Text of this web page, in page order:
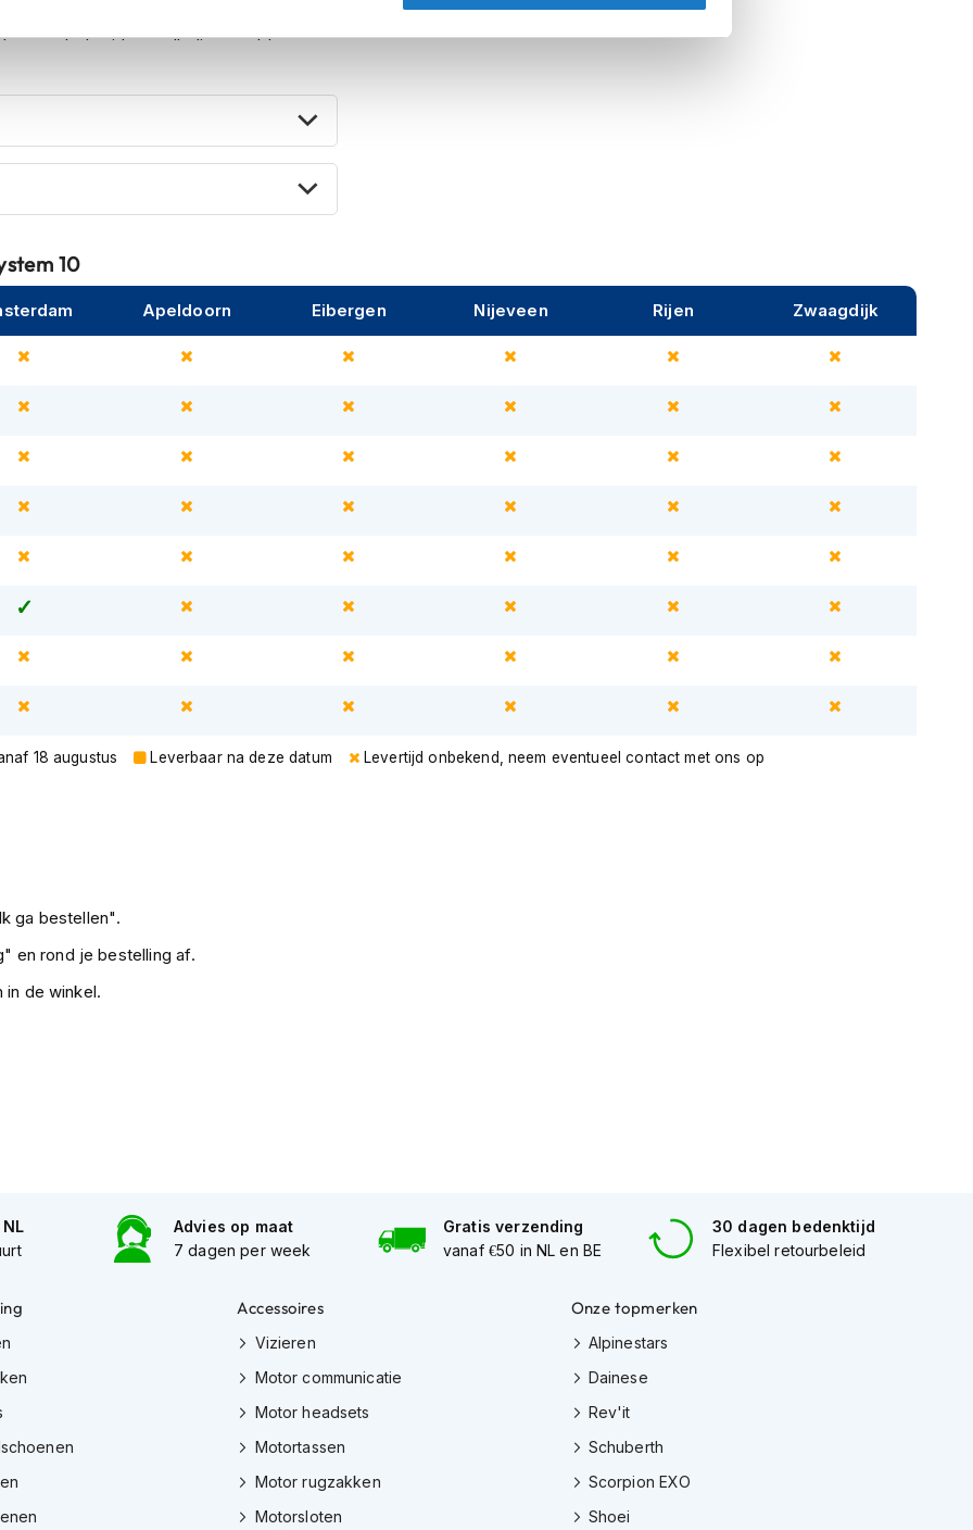
bewegingen en activeert de airbag
wordt de airbag volledig opgeblazen –
rijdata, waardoor het systeem ook
bij snelheden tussen de 25 en 63 km/u
zorgt ervoor dat je zelfs tijdens
van het systeem, en dankzij Bluetooth-
en instellingen.
veiligheid serieus nemen maar geen
10
Apeldoorn Eibergen Nijeveen Rijen Zwaagdijk
18 augustus Leverbaar na deze datum
Levertijd onbekend, neem eventueel contact met ons op
ga bestellen".
en rond je bestelling af.
in de winkel.
Advies op maat
7 dagen per week
Gratis verzending
vanaf €50 in NL en BE
30 dagen bedenktijd
Flexibel retourbeleid
Accessoires
Vizieren
Motor communicatie
Motor headsets
Motortassen
Motor rugzakken
Motorsloten
Onze topmerken
Alpinestars
Dainese
Rev'it
Schuberth
Scorpion EXO
Shoei